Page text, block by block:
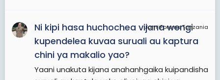
JamiiForums Tanzania
Ni kipi hasa huchochea vijana wengi
kupendelea kuvaa suruali au kaptura
chini ya makalio yao?
Yaani unakuta kijana anahanhgaika kuipandisha